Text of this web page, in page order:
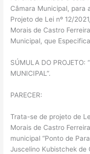
Câmara Municipal, para
Projeto de Lei nº 12/
Morais de Castro
Municipal, que
SÚMULA DO PROJETO:
MUNICIPAL”.
PARECER:
Trata-se de projeto de
Morais de Castro
municipal “Ponto de
Juscelino Kubistchek de